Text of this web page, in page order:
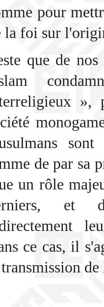
pour
la foi sur
que de
»,
de par sa
un rôle
et
ce cas, il